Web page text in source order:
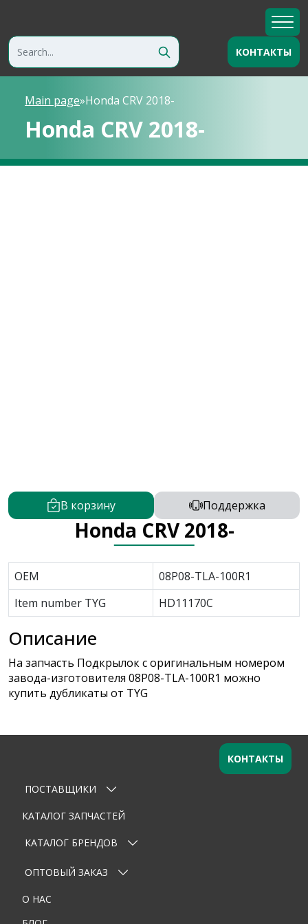
КОНТАКТЫ
Main page»Honda CRV 2018-
Honda CRV 2018-
В корзину Поддержка
Honda CRV 2018-
OEM
08P08-TLA-100R1
Item number TYG
HD11170C
Описание
На запчасть Подкрылок с оригинальным номером
завода-изготовителя 08P08-TLA-100R1 можно
купить дубликаты от TYG
Оставьте заявку
Ваше имя
Email
Телефон
ПОСТАВЩИКИ
КАТАЛОГ ЗАПЧАСТЕЙ
КАТАЛОГ БРЕНДОВ
ОПТОВЫЙ ЗАКАЗ
О НАС
КОНТАКТЫ